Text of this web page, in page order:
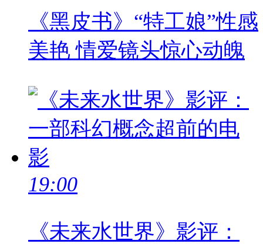
《黑皮书》“特工娘”性感
美艳 情爱镜头惊心动魄
19:00
《未来水世界》影评：